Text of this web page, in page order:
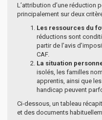
L’attribution d’une réduction
principalement sur deux
Les ressources du
réductions sont
partir de l’avis
CAF.
La situation
isolés, les familles
apprentis, ainsi que
handicap peuvent
Ci-dessous, un tableau
et des documents